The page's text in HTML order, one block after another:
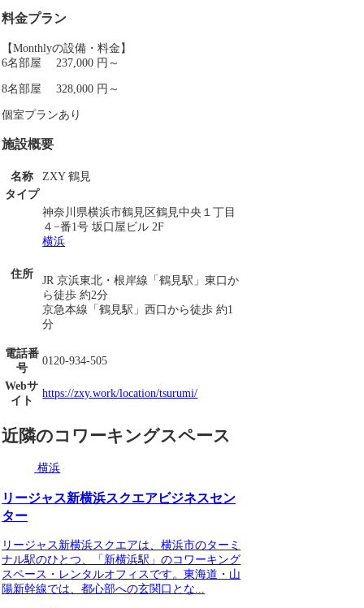
料金プラン
【Monthlyの設備・料金】
6名部屋 237,000 円～
8名部屋 328,000 円～
個室プランあり
施設概要
名称
ZXY 鶴見
タイプ
住所
神奈川県横浜市鶴見区鶴見中央１丁目
４−番1号 坂口屋ビル 2F
横浜
JR 京浜東北・根岸線「鶴見駅」東口か
ら徒歩 約2分
京急本線「鶴見駅」西口から徒歩 約1
分
電話番
号
0120-934-505
Webサ
イト
https://zxy.work/location/tsurumi/
近隣のコワーキングスペース
横浜
リージャス新横浜スクエアビジネスセン
ター
リージャス新横浜スクエアは、横浜市のターミ
ナル駅のひとつ、「新横浜駅」のコワーキング
スペース・レンタルオフィスです。東海道・山
陽新幹線では、都心部への玄関口とな...